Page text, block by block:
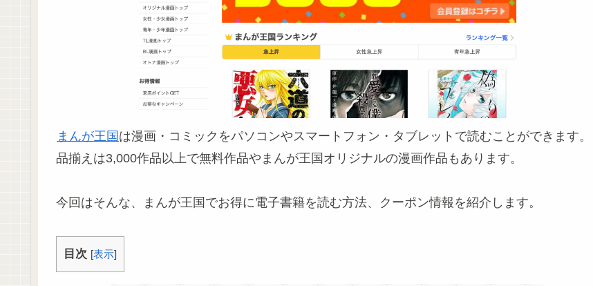
まんが王国 は漫画・コミックをパソコンやスマートフォン・タブレットで読むことができます。
品揃えは3,000作品以上で無料作品やまんが王国オリジナルの漫画作品もあります。
今回はそんな、まんが王国でお得に電子書籍を読む方法、クーポン情報を紹介します。
目次 [表示]